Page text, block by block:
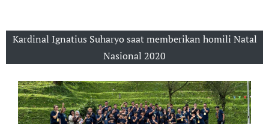
Kardinal Ignatius Suharyo saat memberikan homili Natal
Nasional 2020